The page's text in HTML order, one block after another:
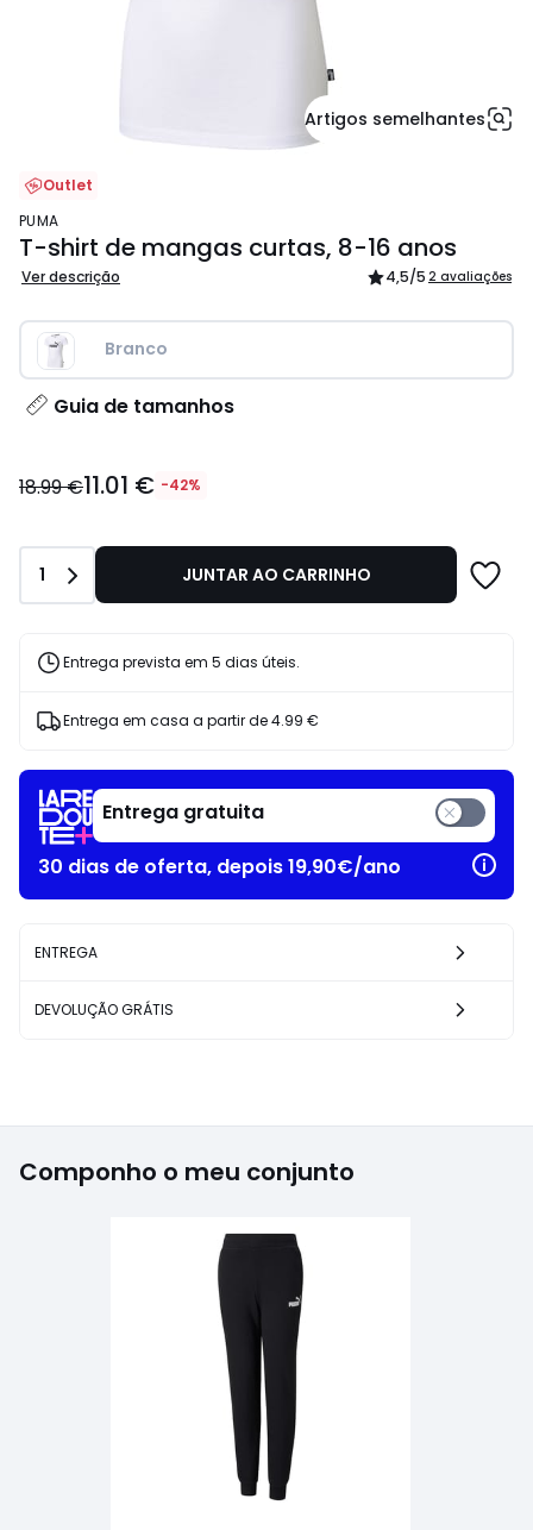
Artigos semelhantes
Outlet
PUMA
T-shirt de mangas curtas, 8-16 anos
Ver descrição 4,5/5 2 avaliações
Branco
Guia de tamanhos
€
18.99
€
de
desconto
18.99 €11.01 € -42%
Quantidade
1 JUNTAR AO CARRINHO
Entrega prevista em 5 dias úteis.
Entrega em casa a partir de4.99 €
Entrega gratuita
30 dias de oferta, depois 19,90€/ano
ENTREGA
DEVOLUÇÃO GRÁTIS
Componho o meu conjunto